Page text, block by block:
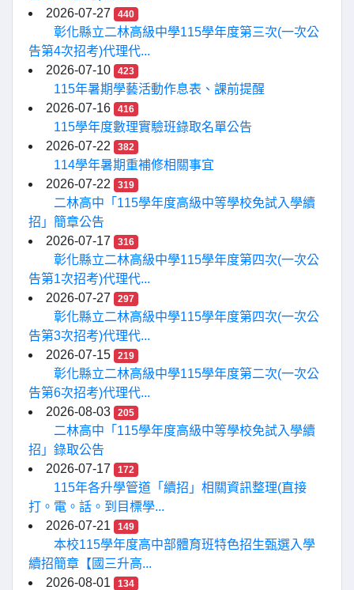
2026-07-27
440
彰化縣立二林高級中學115學年度第三次(一次公
告第4次招考)代理代...
2026-07-10
423
115年暑期學藝活動作息表、課前提醒
2026-07-16
416
115學年度數理實驗班錄取名單公告
2026-07-22
382
114學年暑期重補修相關事宜
2026-07-22
319
二林高中「115學年度高級中等學校免試入學續
招」簡章公告
2026-07-17
316
彰化縣立二林高級中學115學年度第四次(一次公
告第1次招考)代理代...
2026-07-27
297
彰化縣立二林高級中學115學年度第四次(一次公
告第3次招考)代理代...
2026-07-15
219
彰化縣立二林高級中學115學年度第二次(一次公
告第6次招考)代理代...
2026-08-03
205
二林高中「115學年度高級中等學校免試入學續
招」錄取公告
2026-07-17
172
115年各升學管道「續招」相關資訊整理(直接
打。電。話。到目標學...
2026-07-21
149
本校115學年度高中部體育班特色招生甄選入學
續招簡章【國三升高...
2026-08-01
134